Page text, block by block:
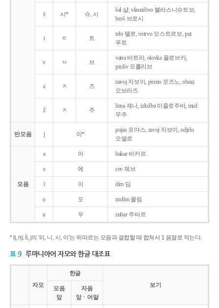
š 시* 슈, 시
šal 샬, vlasništvo 블라스니슈트보,
broš 브로시
t ㅌ 트
telo 텔로, ostrvo 오스트르보, put
푸트
v ㅂ 브
vatra 바트라, olovka 올로브카,
proliv 프롤리브
z ㅈ 즈
zavoj 자보이, pozno 포즈노, obraz
오브라즈
ž ㅈ 주
žena 제나, izložba 이즐로주바, muž
무주
반모음 j 이*
pojas 포야스, zavoj 자보이, odjelo
오델로
모음
a 아 bakar 바카르
e 에 cev 체브
i 이 dim 딤
o 오 molim 몰림
u 우 zubar 주바르
* lj, nj, š, j의 '리, 니, 시, 이'는 뒤따르는 모음과 결합할 때 합쳐서 1 음절로 적는다.
표 9 루마니아어 자모와 한글 대조표
자모
한글
보기
모음
앞
자음
앞ㆍ어말